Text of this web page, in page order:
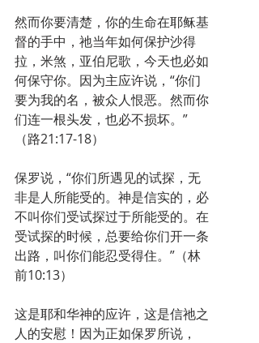
然而你要清楚，你的生命在耶稣基
督的手中，祂当年如何保护沙得
拉，米煞，亚伯尼歌，今天也必如
何保守你。因为主应许说，“你们
要为我的名，被众人恨恶。然而你
们连一根头发，也必不损坏。”
（路21:17-18）
保罗说，“你们所遇见的试探，无
非是人所能受的。神是信实的，必
不叫你们受试探过于所能受的。在
受试探的时候，总要给你们开一条
出路，叫你们能忍受得住。”（林
前10:13）
这是耶和华神的应许，这是信祂之
人的安慰！因为正如保罗所说，